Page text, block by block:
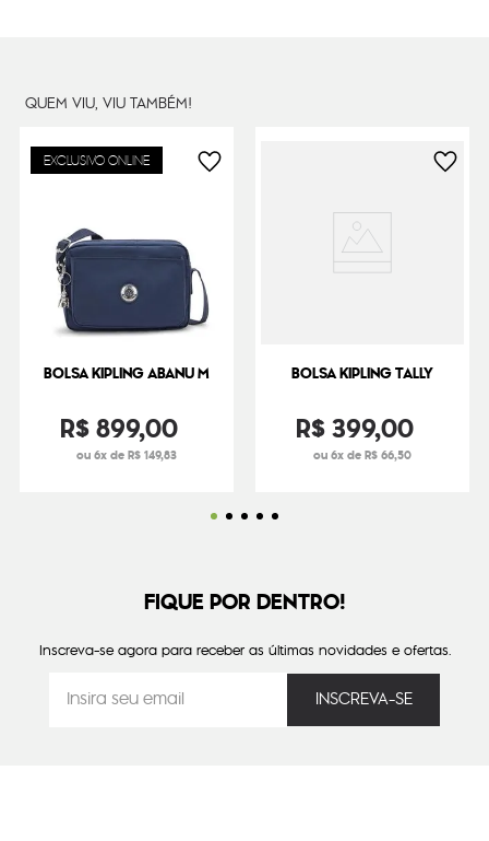
QUEM VIU, VIU TAMBÉM!
EXCLUSIVO ONLINE
BOLSA KIPLING ABANU M
R$899,00
ou 6x de R$ 149,83
BOLSA KIPLING TALLY
R$399,00
ou 6x de R$ 66,50
FIQUE POR DENTRO!
Inscreva-se agora para receber as últimas novidades e ofertas.